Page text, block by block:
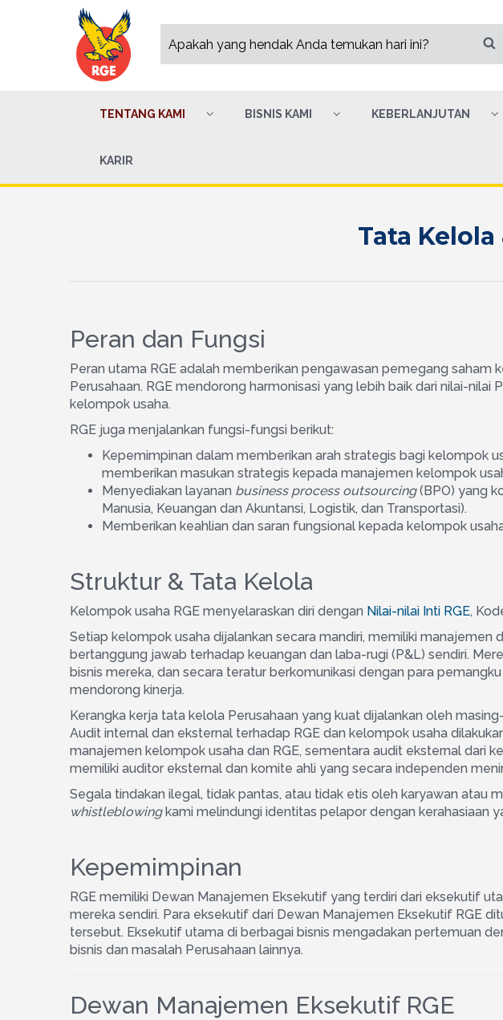
TENTANG KAMI BISNIS KAMI KEBERLANJUTAN
KARIR
Tata
Peran dan Fungsi
Peran utama RGE adalah memberikan pengawasan pemegang saham
Perusahaan. RGE mendorong harmonisasi yang lebih baik dari nilai-
kelompok usaha.
RGE juga menjalankan fungsi-fungsi berikut:
Kepemimpinan dalam memberikan arah strategis bagi kelompok
memberikan masukan strategis kepada manajemen kelompok
Menyediakan layanan business process outsourcing(BPO) yang
Manusia, Keuangan dan Akuntansi, Logistik, dan Transportasi).
Memberikan keahlian dan saran fungsional kepada kelompok
Struktur & Tata Kelola
Kelompok usaha RGE menyelaraskan diri dengan Nilai-nilai Inti RGE,
Setiap kelompok usaha dijalankan secara mandiri, memiliki
bertanggung jawab terhadap keuangan dan laba-rugi (P&L) sendiri.
bisnis mereka, dan secara teratur berkomunikasi dengan para
mendorong kinerja.
Kerangka kerja tata kelola Perusahaan yang kuat dijalankan oleh
Audit internal dan eksternal terhadap RGE dan kelompok usaha
manajemen kelompok usaha dan RGE, sementara audit eksternal dari
memiliki auditor eksternal dan komite ahli yang secara independen
Segala tindakan ilegal, tidak pantas, atau tidak etis oleh karyawan atau
whistleblowingkami melindungi identitas pelapor dengan kerahasiaan
Kepemimpinan
RGE memiliki Dewan Manajemen Eksekutif yang terdiri dari eksekutif
mereka sendiri. Para eksekutif dari Dewan Manajemen Eksekutif RGE
tersebut. Eksekutif utama di berbagai bisnis mengadakan pertemuan
bisnis dan masalah Perusahaan lainnya.
Dewan Manajemen Eksekutif RGE